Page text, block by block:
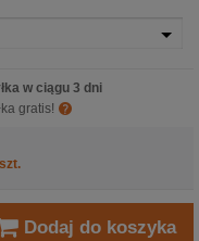
w ciągu 3 dni
gratis!
szt.
Dodaj do koszyka